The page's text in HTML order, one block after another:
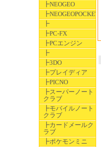
┣NEOGEO
┣NEOGEOPOCKET
┣
┣PC-FX
┣PCエンジン
┣
┣3DO
┣プレイディア
┣PICNO
┣スーパーノート
クラブ
┣モバイルノート
クラブ
┣カードメールク
ラブ
┣ポケモンミニ